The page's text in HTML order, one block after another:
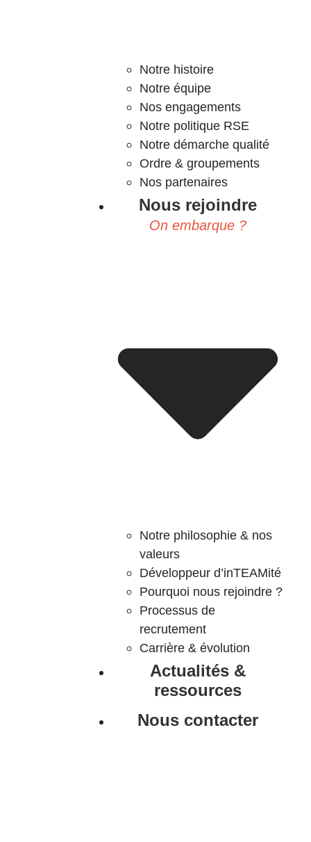
Notre histoire
Notre équipe
Nos engagements
Notre politique RSE
Notre démarche qualité
Ordre & groupements
Nos partenaires
Nous rejoindre
On embarque ?
Notre philosophie & nos
valeurs
Développeur d’inTEAMité
Pourquoi nous rejoindre ?
Processus de
recrutement
Carrière & évolution
Actualités &
ressources
Nous contacter